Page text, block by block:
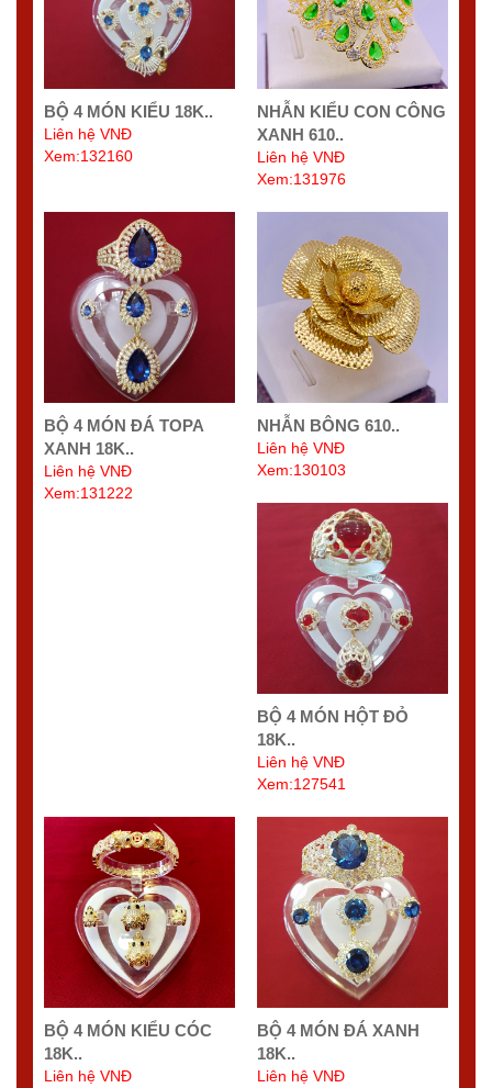
BỘ 4 MÓN KIỂU 18K..
Liên hệ VNĐ
Xem:132160
NHẪN KIỂU CON CÔNG
XANH 610..
Liên hệ VNĐ
Xem:131976
BỘ 4 MÓN ĐÁ TOPA
XANH 18K..
Liên hệ VNĐ
Xem:131222
NHẪN BÔNG 610..
Liên hệ VNĐ
Xem:130103
BỘ 4 MÓN HỘT ĐỎ
18K..
Liên hệ VNĐ
Xem:127541
BỘ 4 MÓN KIỂU CÓC
18K..
Liên hệ VNĐ
BỘ 4 MÓN ĐÁ XANH
18K..
Liên hệ VNĐ